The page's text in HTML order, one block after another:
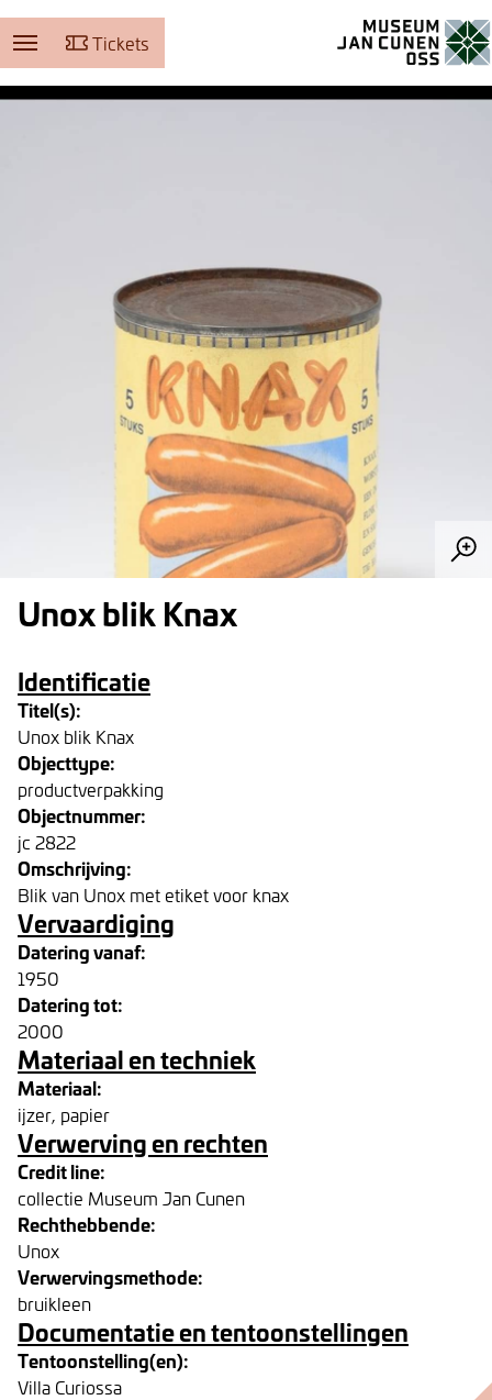
Tickets
Unox blik Knax
Identificatie
Titel(s):
Unox blik Knax
Objecttype:
productverpakking
Objectnummer:
jc 2822
Omschrijving:
Blik van Unox met etiket voor knax
Vervaardiging
Datering vanaf:
1950
Datering tot:
2000
Materiaal en techniek
Materiaal:
ijzer, papier
Verwerving en rechten
Credit line:
collectie Museum Jan Cunen
Rechthebbende:
Unox
Verwervingsmethode:
bruikleen
Documentatie en tentoonstellingen
Tentoonstelling(en):
Villa Curiossa